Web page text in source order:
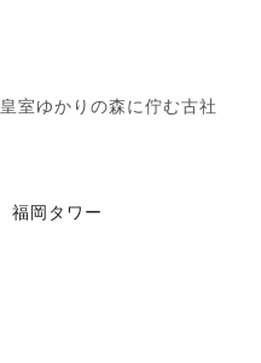
皇室ゆかりの森に佇む古社
福岡タワー